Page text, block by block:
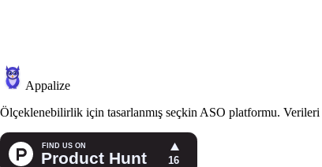
Appalize
Ölçeklenebilirlik için tasarlanmış seçkin ASO platformu.